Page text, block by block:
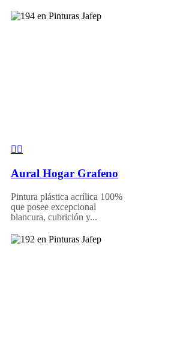
Aural Hogar Grafeno
Pintura plástica acrílica 100%
que posee excepcional
blancura, cubrición y...